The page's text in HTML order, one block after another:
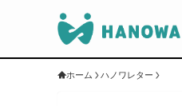
ホーム ハノワレター